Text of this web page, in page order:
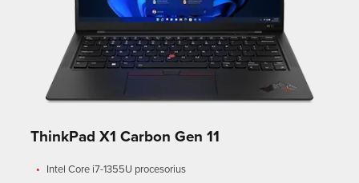
ThinkPad X1 Carbon Gen 11
Intel Core i7-1355U procesorius